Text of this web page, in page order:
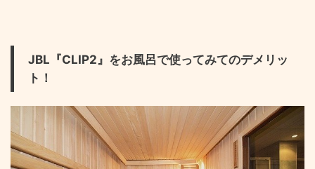
JBL『CLIP2』をお風呂で使ってみてのデメリッ
ト！